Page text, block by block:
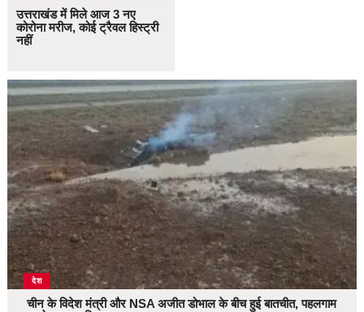
उत्तराखंड में मिले आज 3 नए
कोरोना मरीज, कोई ट्रैवल हिस्ट्री
नहीं
देश
चीन के विदेश मंत्री और NSA अजीत डोभाल के बीच हुई बातचीत, पहलगाम